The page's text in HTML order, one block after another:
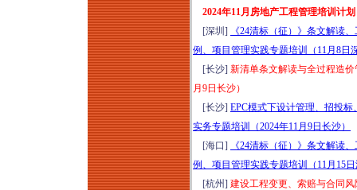
2024年11月房地产工程管理培训计划
[深圳]
《24清标（征）》条文解读
例、项目管理实践专题培训（11月8日
[长沙] 新清单条文解读与全过程造
月9日长沙）
[长沙] EPC模式下设计管理、招投
实务专题培训（2024年11月9日长沙）
[海口]
《24清标（征）》条文解读
例、项目管理实践专题培训（11月15
[杭州] 建设工程变更、索赔与合同风